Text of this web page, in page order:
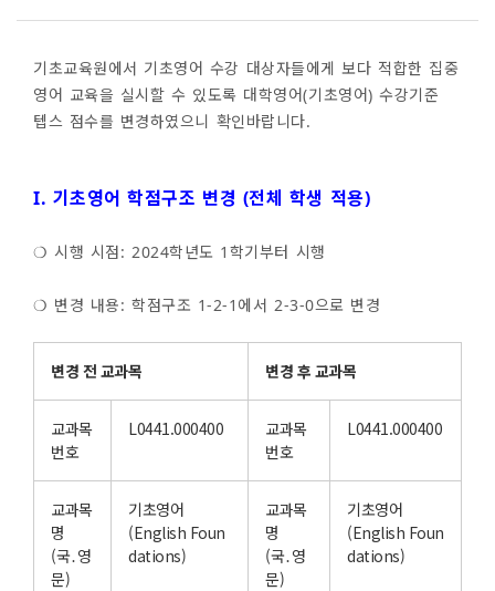
기초교육원에서 기초영어 수강 대상자들에게 보다 적합한 집중
영어 교육을 실시할 수 있도록 대학영어(기초영어) 수강기준
텝스 점수를 변경하였으니 확인바랍니다.
I. 기초영어 학점구조 변경 (전체 학생 적용)
❍ 시행 시점: 2024학년도 1학기부터 시행
❍ 변경 내용: 학점구조 1-2-1에서 2-3-0으로 변경
변경 전 교과목 변경 후 교과목
교과목
번호
L0441.000400
교과목
번호
L0441.000400
교과목
명
(국․영
문)
기초영어
(English Foun
dations)
교과목
명
(국․영
문)
기초영어
(English Foun
dations)